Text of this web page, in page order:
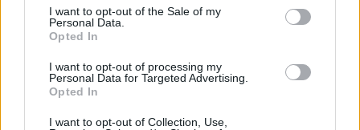
I want to opt-out of the Sale of my
Personal Data.
Opted In
I want to opt-out of processing my
Personal Data for Targeted Advertising.
Opted In
I want to opt-out of Collection, Use,
tikrų modelių kainas pastarieji metai paveikė
visiškai atvirkščiai – kainos tik kilo.
Automobilių iki 5 metų amžiaus segmente
labiausiai gali džiaugtis „Audi A6“ savininkai.